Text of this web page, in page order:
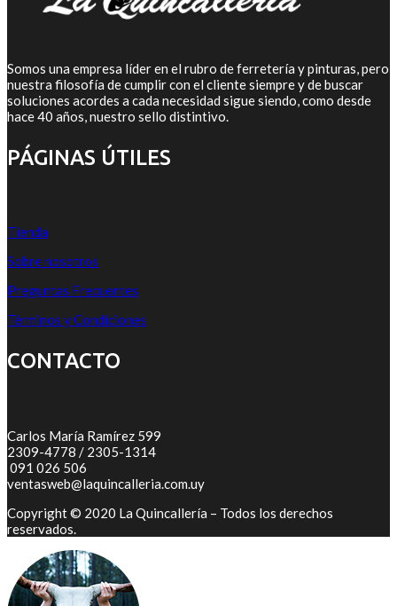
Somos una empresa líder en el rubro de ferretería y pinturas, pero
nuestra filosofía de cumplir con el cliente siempre y de buscar
soluciones acordes a cada necesidad sigue siendo, como desde
hace 40 años, nuestro sello distintivo.
PÁGINAS ÚTILES
Tienda
Sobre nosotros
Preguntas Frecuentes
Términos y Condiciones
CONTACTO
Carlos María Ramírez 599
2309-4778 / 2305-1314
091 026 506
ventasweb@laquincalleria.com.uy
Copyright © 2020 La Quincallería – Todos los derechos
reservados.